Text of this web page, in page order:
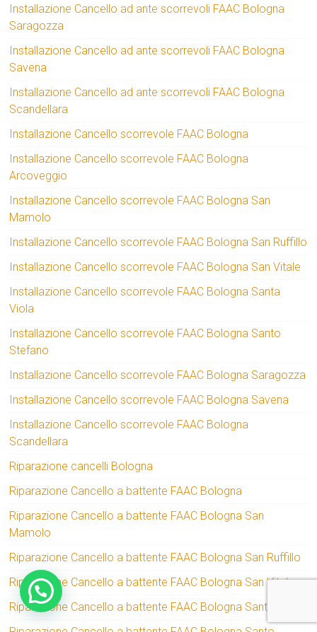
Installazione Cancello ad ante scorrevoli FAAC Bologna
Saragozza
Installazione Cancello ad ante scorrevoli FAAC Bologna
Savena
Installazione Cancello ad ante scorrevoli FAAC Bologna
Scandellara
Installazione Cancello scorrevole FAAC Bologna
Installazione Cancello scorrevole FAAC Bologna
Arcoveggio
Installazione Cancello scorrevole FAAC Bologna San
Mamolo
Installazione Cancello scorrevole FAAC Bologna San Ruffillo
Installazione Cancello scorrevole FAAC Bologna San Vitale
Installazione Cancello scorrevole FAAC Bologna Santa
Viola
Installazione Cancello scorrevole FAAC Bologna Santo
Stefano
Installazione Cancello scorrevole FAAC Bologna Saragozza
Installazione Cancello scorrevole FAAC Bologna Savena
Installazione Cancello scorrevole FAAC Bologna
Scandellara
Riparazione cancelli Bologna
Riparazione Cancello a battente FAAC Bologna
Riparazione Cancello a battente FAAC Bologna San
Mamolo
Riparazione Cancello a battente FAAC Bologna San Ruffillo
Riparazione Cancello a battente FAAC Bologna San Vitale
Riparazione Cancello a battente FAAC Bologna Santa Viola